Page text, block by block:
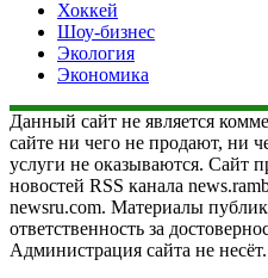
Хоккей
Шоу-бизнес
Экология
Экономика
Данный сайт не является
сайте ни чего не продают, ни
услуги не оказываются. Сайт
новостей RSS канала
newsru.com. Материалы
ответственность за
Администрация сайта не несёт.